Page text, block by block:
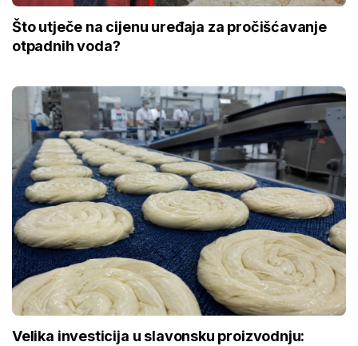
Što utječe na cijenu uređaja za pročišćavanje
otpadnih voda?
Velika investicija u slavonsku proizvodnju: